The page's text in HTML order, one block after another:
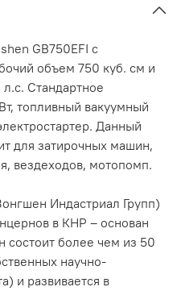
GB750EFI с
объем 750 куб. см и
Стандартное
топливный вакуумный
Данный
для затирочных машин,
вездеходов, мотопомп.
Индастриал Групп)
в КНР – основан
состоит более чем из 50
научно-
и развивается в